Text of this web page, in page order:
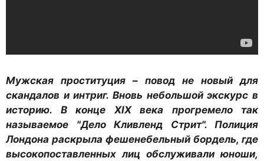
Мужская проституция – повод не новый для
скандалов и интриг. Вновь небольшой экскурс в
историю. В конце XIX века прогремело так
называемое "Дело Кливленд Стрит". Полиция
Лондона раскрыла фешенебельный бордель, где
высокопоставленных лиц обслуживали юноши,